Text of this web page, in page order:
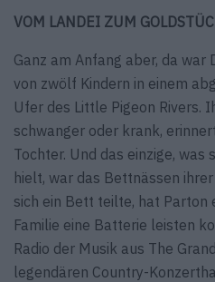
VOM LANDEI ZUM
Ganz am Anfang aber, da war
von zwölf Kindern in einem
Ufer des Little Pigeon Rivers.
schwanger oder krank,
Tochter. Und das einzige, was
hielt, war das Bettnässen
sich ein Bett teilte, hat Parton
Familie eine Batterie leisten
Radio der Musik aus The
legendären Country-